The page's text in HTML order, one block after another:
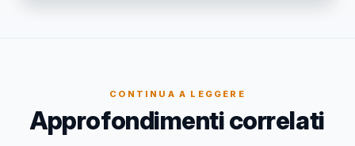
CONTINUA A LEGGERE
Approfondimenti correlati